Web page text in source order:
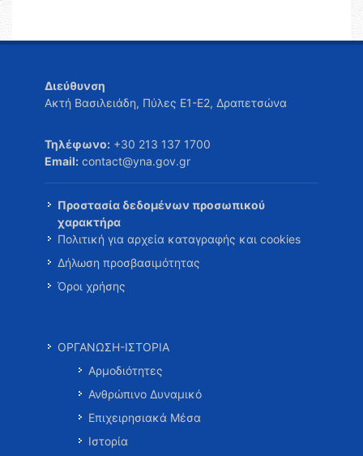
Διεύθυνση
Ακτή Βασιλειάδη, Πύλες Ε1-Ε2, Δραπετσώνα
Τηλέφωνο: +30 213 137 1700
Email: contact@yna.gov.gr
Προστασία δεδομένων προσωπικού
χαρακτήρα
Πολιτική για αρχεία καταγραφής και cookies
Δήλωση προσβασιμότητας
Όροι χρήσης
ΟΡΓΑΝΩΣΗ-ΙΣΤΟΡΙΑ
Αρμοδιότητες
Ανθρώπινο Δυναμικό
Επιχειρησιακά Μέσα
Ιστορία